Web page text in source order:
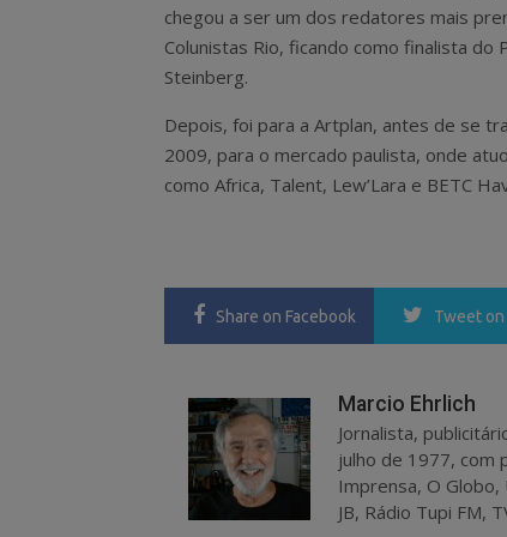
chegou a ser um dos redatores mais
Colunistas Rio, ficando como finalista do
Steinberg.
Depois, foi para a Artplan, antes de se
2009, para o mercado paulista, onde
como Africa, Talent, Lew’Lara e BETC
Share on Facebook Tweet
Marcio Ehrlich
Jornalista,
julho de 1977, com
Imprensa, O
JB, Rádio Tupi FM,